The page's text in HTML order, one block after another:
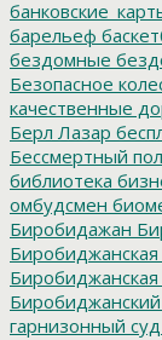
барельеф
бездомные
Безопасное
качественные
Берл Лазар
Бессмертный
библиотека
омбудсмен
Биробидажан
Биробиджанская
гарнизонный суд